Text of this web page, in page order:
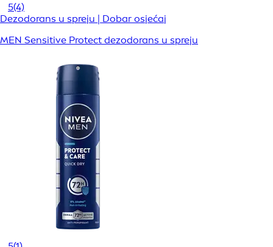
5(4)
Dezodorans u spreju | Dobar osjećaj
MEN Sensitive Protect dezodorans u spreju